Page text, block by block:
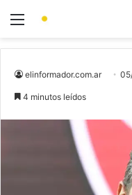
elinformador.com.ar
4 minutos leídos